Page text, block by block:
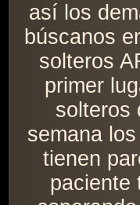
así los
búscanos
solteros
primer
solteros
semana
tienen
paciente